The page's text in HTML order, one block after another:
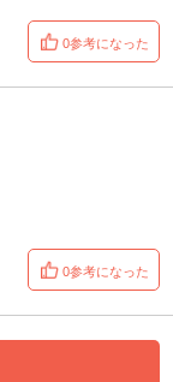
0参考になった
0参考になった